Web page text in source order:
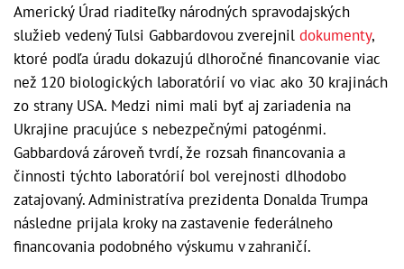
Americký Úrad riaditeľky národných spravodajských
služieb vedený Tulsi Gabbardovou zverejnil dokumenty,
ktoré podľa úradu dokazujú dlhoročné financovanie viac
než 120 biologických laboratórií vo viac ako 30 krajinách
zo strany USA. Medzi nimi mali byť aj zariadenia na
Ukrajine pracujúce s nebezpečnými patogénmi.
Gabbardová zároveň tvrdí, že rozsah financovania a
činnosti týchto laboratórií bol verejnosti dlhodobo
zatajovaný. Administratíva prezidenta Donalda Trumpa
následne prijala kroky na zastavenie federálneho
financovania podobného výskumu v zahraničí.